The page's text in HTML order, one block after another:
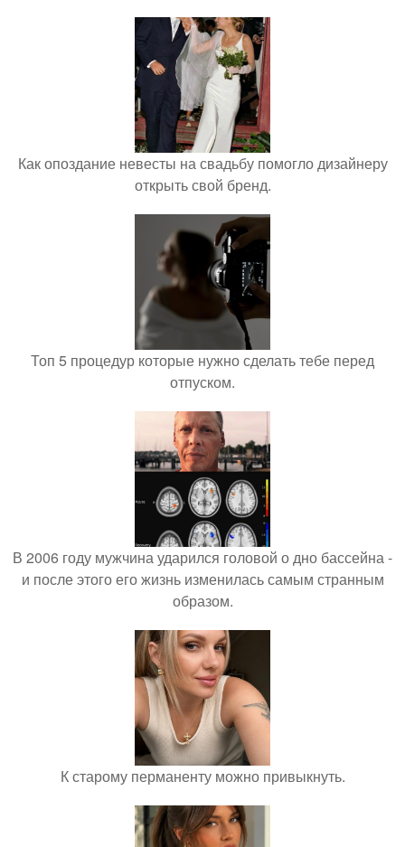
Как опоздание невесты на свадьбу помогло дизайнеру
открыть свой бренд.
Топ 5 процедур которые нужно сделать тебе перед
отпуском.
В 2006 году мужчина ударился головой о дно бассейна -
и после этого его жизнь изменилась самым странным
образом.
К старому перманенту можно привыкнуть.